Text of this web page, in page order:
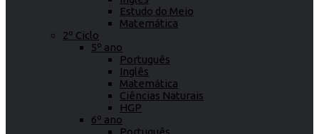
Estudo do Meio
Matemática
2º Ciclo
5º ano
Português
Inglês
Matemática
Ciências Naturais
HGP
6º ano